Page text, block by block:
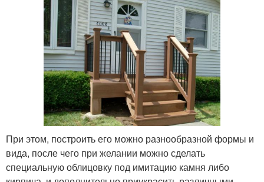
При этом, построить его можно разнообразной формы и
вида, после чего при желании можно сделать
специальную облицовку под имитацию камня либо